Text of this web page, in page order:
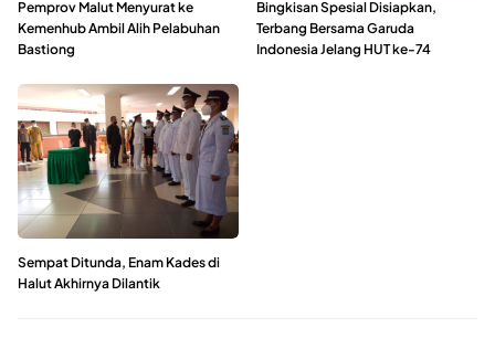
Pemprov Malut Menyurat ke
Kemenhub Ambil Alih Pelabuhan
Bastiong
Bingkisan Spesial Disiapkan,
Terbang Bersama Garuda
Indonesia Jelang HUT ke-74
Sempat Ditunda, Enam Kades di
Halut Akhirnya Dilantik